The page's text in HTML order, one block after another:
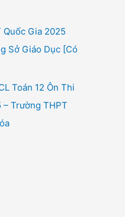
Gia 2025
Sở Giáo Dục [Có
Toán 12 Ôn Thi
Trường THPT